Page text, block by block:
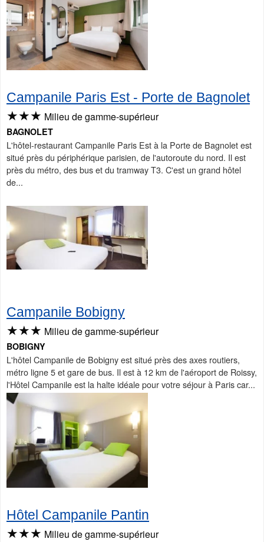
Campanile Paris Est - Porte de Bagnolet
★★★ Milieu de gamme-supérieur
BAGNOLET
L'hôtel-restaurant Campanile Paris Est à la Porte de Bagnolet est
situé près du périphérique parisien, de l'autoroute du nord. Il est
près du métro, des bus et du tramway T3. C'est un grand hôtel
de...
Campanile Bobigny
★★★ Milieu de gamme-supérieur
BOBIGNY
L'hôtel Campanile de Bobigny est situé près des axes routiers,
métro ligne 5 et gare de bus. Il est à 12 km de l'aéroport de Roissy,
l'Hôtel Campanile est la halte idéale pour votre séjour à Paris car...
Hôtel Campanile Pantin
★★★ Milieu de gamme-supérieur